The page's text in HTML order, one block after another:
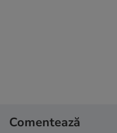
Comentează